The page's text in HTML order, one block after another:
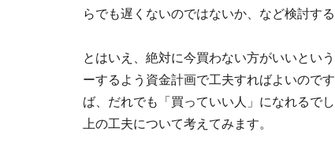
らでも遅くないのではないか、など検討す
とはいえ、絶対に今買わない方がいいとい
ーするよう資金計画で工夫すればよいので
ば、だれでも「買っていい人」になれるで
上の工夫について考えてみます。